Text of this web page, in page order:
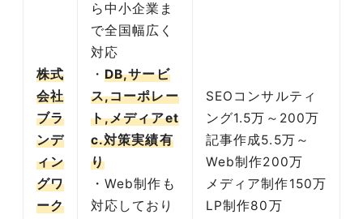
株式
会社
ブラ
ンデ
ィン
グワ
ーク
ら中小企業ま
で全国幅広く
対応
・ DB,サービ
ス,コーポレー
ト,メディアet
c.対策実績有
り
・Web制作も
対応しており
SEOコンサルティ
ング1.5万～200万
記事作成5.5万～
Web制作200万
メディア制作150万
LP制作80万